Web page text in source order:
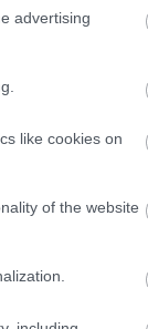
advertising
like cookies on
of the website
a
Utolsó